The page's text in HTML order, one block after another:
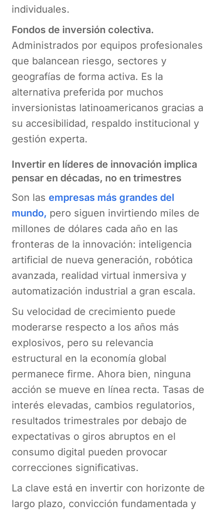
individuales.
Fondos de inversión colectiva.
Administrados por equipos profesionales
que balancean riesgo, sectores y
geografías de forma activa. Es la
alternativa preferida por muchos
inversionistas latinoamericanos gracias a
su accesibilidad, respaldo institucional y
gestión experta.
Invertir en líderes de innovación implica
pensar en décadas, no en trimestres
Son las empresas más grandes del
mundo, pero siguen invirtiendo miles de
millones de dólares cada año en las
fronteras de la innovación: inteligencia
artificial de nueva generación, robótica
avanzada, realidad virtual inmersiva y
automatización industrial a gran escala.
Su velocidad de crecimiento puede
moderarse respecto a los años más
explosivos, pero su relevancia
estructural en la economía global
permanece firme. Ahora bien, ninguna
acción se mueve en línea recta. Tasas de
interés elevadas, cambios regulatorios,
resultados trimestrales por debajo de
expectativas o giros abruptos en el
consumo digital pueden provocar
correcciones significativas.
La clave está en invertir con horizonte de
largo plazo, convicción fundamentada y